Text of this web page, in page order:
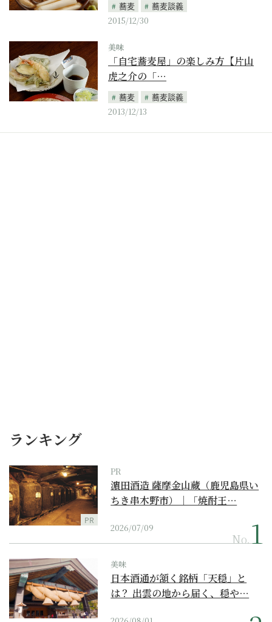
蕎麦
蕎麦談義
2015/12/30
美味
「自宅蕎麦屋」の楽しみ方【片山
虎之介の「…
蕎麦
蕎麦談義
2013/12/13
ランキング
PR
PR
濵田酒造 薩摩金山蔵（鹿児島県い
ちき串木野市）｜「焼酎王…
2026/07/09
No.
美味
日本酒通が頷く銘柄「天穏」と
は？ 出雲の地から届く、穏や…